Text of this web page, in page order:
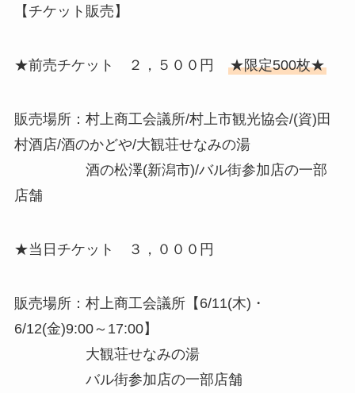
【チケット販売】
★前売チケット ２，５００円 ★限定500枚★
販売場所：村上商工会議所/村上市観光協会/(資)田
村酒店/酒のかどや/大観荘せなみの湯
酒の松澤(新潟市)/バル街参加店の一部
店舗
★当日チケット ３，０００円
販売場所：村上商工会議所【6/11(木)・
6/12(金)9:00～17:00】
大観荘せなみの湯
バル街参加店の一部店舗